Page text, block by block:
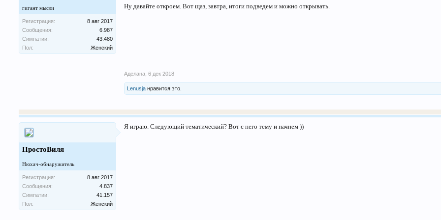
гигант мысли
Регистрация:
8 авг 2017
Сообщения:
6.987
Симпатии:
43.480
Пол:
Женский
Ну давайте откроем. Вот щаз, завтра, итоги подведем и можно открывать.
Аделана 6 дек 2018
Lenusja нравится это.
ПростоВиля
Нюхач-обнаружитель
Регистрация:
8 авг 2017
Сообщения:
4.837
Симпатии:
41.157
Пол:
Женский
Я играю. Следующий тематический? Вот с него тему и начнем ))